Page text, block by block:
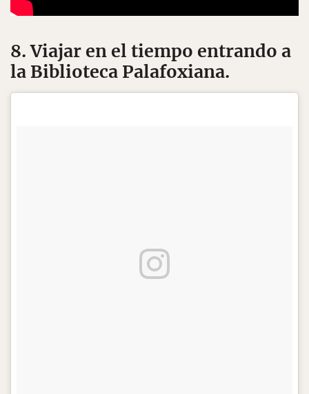
8. Viajar en el tiempo entrando a
la Biblioteca Palafoxiana.